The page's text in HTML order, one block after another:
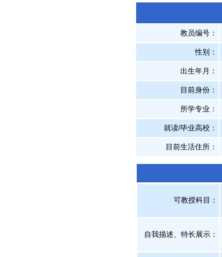
教员编号：
性别：
出生年月：
目前身份：
所学专业：
就读/毕业高校：
目前生活住所：
可教授科目：
自我描述、特长展示 ：